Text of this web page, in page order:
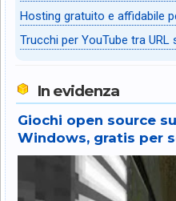
Hosting gratuito e affidabile
Trucchi per YouTube tra
In evidenza
Giochi open source
Windows, gratis per